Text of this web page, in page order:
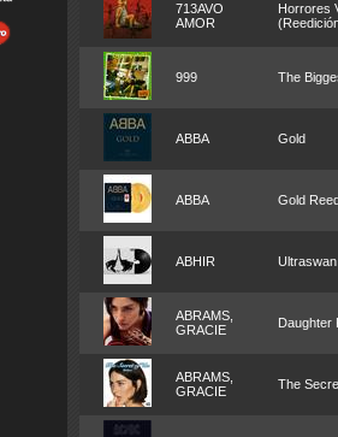
713AVO
AMOR
Horrores
999 The
ABBA Gold
ABBA Gold
ABHIR Ultraswan
ABRAMS,
GRACIE
Daughter
ABRAMS,
GRACIE
The